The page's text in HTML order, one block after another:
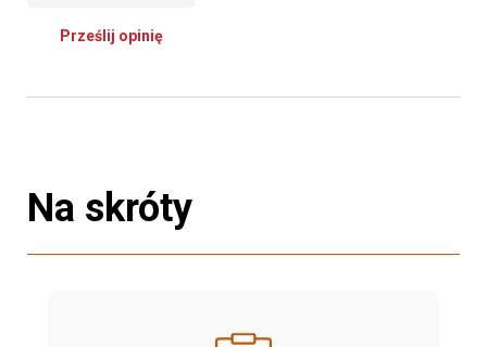
Prześlij opinię
Na skróty